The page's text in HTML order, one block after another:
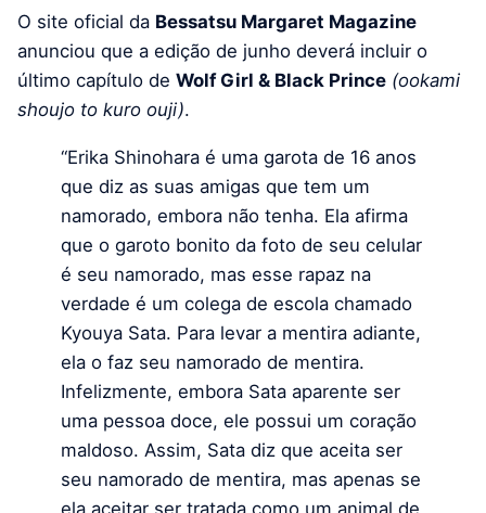
O site oficial da Bessatsu Margaret Magazine
anunciou que a edição de junho deverá incluir o
último capítulo de Wolf Girl & Black Prince (ookami
shoujo to kuro ouji).
“Erika Shinohara é uma garota de 16 anos
que diz as suas amigas que tem um
namorado, embora não tenha. Ela afirma
que o garoto bonito da foto de seu celular
é seu namorado, mas esse rapaz na
verdade é um colega de escola chamado
Kyouya Sata. Para levar a mentira adiante,
ela o faz seu namorado de mentira.
Infelizmente, embora Sata aparente ser
uma pessoa doce, ele possui um coração
maldoso. Assim, Sata diz que aceita ser
seu namorado de mentira, mas apenas se
ela aceitar ser tratada como um animal de